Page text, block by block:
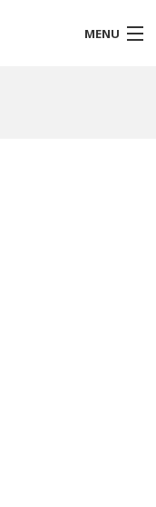
MENU